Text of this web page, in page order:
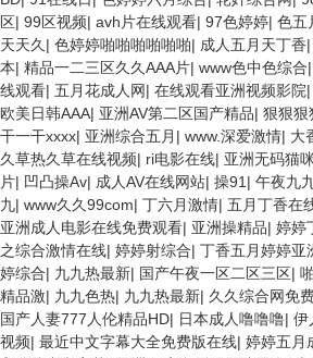
区| 99区视频| avh片在线观看| 97色婷婷| 色五
天天久 | 色婷婷啪啪啪啪啪啪| 成人五月天丁香|
本| 精品一二三区久久AAA片| www色中色综合|
线观看| 五月花成人网| 在线观看亚洲视频影院|
欧美日韩AAA| 亚洲AV第二区国产精品| 狠狠狠
干一干xxxx| 亚洲综合五月 | www.深爱激情| 大
久草热久草在线视频| ri电影在线| 亚洲无码猫咪
片| 凹凸操Av| 成人AV在线网站| 操91 | 午夜九
九| www久久99com| 丁六月激情| 五月丁香在
亚洲成人电影在线免费观看| 亚洲操精品| 婷婷
之综合激情在线| 婷婷射综合| 丁香五月婷婷亚
婷综合| 九九热最新| 国产午夜一区二区三区|
精品激| 九九色热| 九九热最新| 久久综合网免
国产人妻777人伦精品HD| 日本成人噜噜噜| 伊
视频| 最近中文字幕大全免费版在线| 婷婷五月